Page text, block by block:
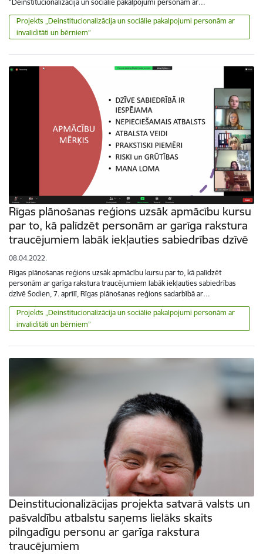
“Deinstitucionalizācija un sociālie pakalpojumi personām ar…
Projekts „Deinstitucionalizācija un sociālie pakalpojumi personām ar
invaliditāti un bērniem”
Rīgas plānošanas reģions uzsāk apmācību kursu
par to, kā palīdzēt personām ar garīga rakstura
traucējumiem labāk iekļauties sabiedrības dzīvē
08.04.2022.
Rīgas plānošanas reģions uzsāk apmācību kursu par to, kā palīdzēt
personām ar garīga rakstura traucējumiem labāk iekļauties sabiedrības
dzīvē Šodien, 7. aprīlī, Rīgas plānošanas reģions sadarbībā ar…
Projekts „Deinstitucionalizācija un sociālie pakalpojumi personām ar
invaliditāti un bērniem”
Deinstitucionalizācijas projekta satvarā valsts un
pašvaldību atbalstu saņems lielāks skaits
pilngadīgu personu ar garīga rakstura
traucējumiem